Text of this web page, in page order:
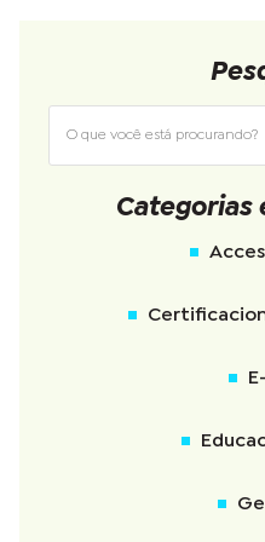
Categorias